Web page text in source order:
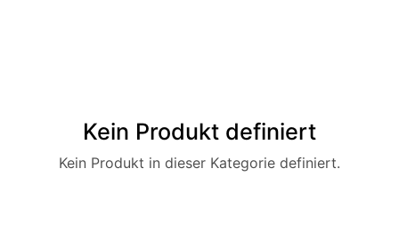
Kein Produkt definiert
Kein Produkt in dieser Kategorie definiert.